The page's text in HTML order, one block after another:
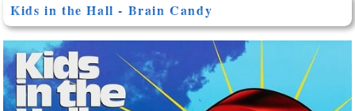
Kids in the Hall - Brain Candy